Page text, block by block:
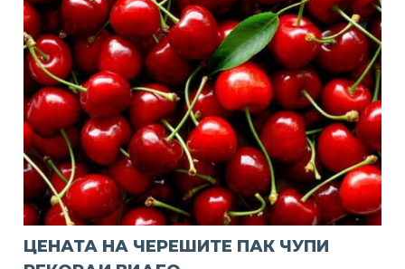
ЦЕНАТА НА ЧЕРЕШИТЕ ПАК ЧУПИ